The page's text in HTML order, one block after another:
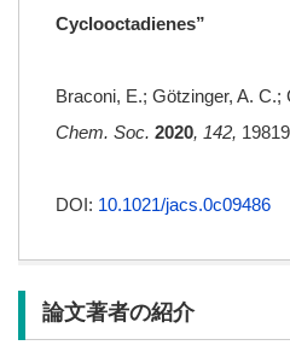
Cyclooctadienes”
Braconi, E.; Götzinger, A. C.;
Chem. Soc. 2020, 142,
DOI: 10.1021/jacs.0c09486
論文著者の紹介